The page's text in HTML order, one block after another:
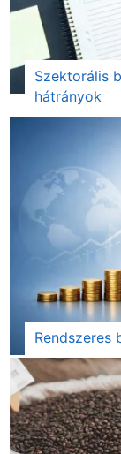
Szektorális
hátrányok
Rendszeres